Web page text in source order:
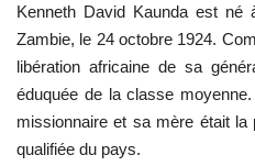
Le citoyen mondial
Documents
Kenneth David Kaunda est
Zambie, le 24 octobre 1924.
libération africaine de sa
éduquée de la classe
missionnaire et sa mère était la
qualifiée du pays.